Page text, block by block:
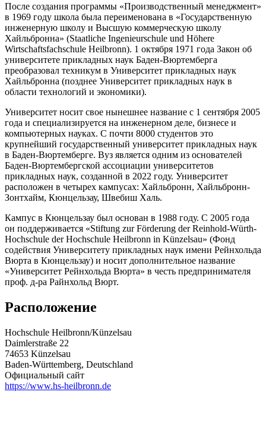
После создания программы «Производственный менеджмент»
в 1969 году школа была переименована в «Государственную
инженерную школу и Высшую коммерческую школу
Хайльбронна» (Staatliche Ingenieurschule und Höhere
Wirtschaftsfachschule Heilbronn). 1 октября 1971 года Закон об
университете прикладных наук Баден-Вюртемберга
преобразовал техникум в Университет прикладных наук
Хайльбронна (позднее Университет прикладных наук в
области технологий и экономики).
Университет носит свое нынешнее название с 1 сентября 2005
года и специализируется на инженерном деле, бизнесе и
компьютерных науках. С почти 8000 студентов это
крупнейший государственный университет прикладных наук
в Баден-Вюртемберге. Вуз является одним из основателей
Баден-Вюртембергской ассоциации университетов
прикладных наук, созданной в 2022 году. Университет
расположен в четырех кампусах: Хайльбронн, Хайльбронн-
Зонтхайм, Кюнцельзау, Швебиш Халь.
Кампус в Кюнцельзау был основан в 1988 году. С 2005 года
он поддерживается «Stiftung zur Förderung der Reinhold-Würth-
Hochschule der Hochschule Heilbronn in Künzelsau» (Фонд
содействия Университету прикладных наук имени Рейнхольда
Вюрта в Кюнцельзау) и носит дополнительное название
«Университет Рейнхольда Вюрта» в честь предпринимателя
проф. д-ра Райнхольд Вюрт.
Расположение
Hochschule Heilbronn/Künzelsau
Daimlerstraße 22
74653 Künzelsau
Baden-Württemberg, Deutschland
Официальный сайт
https://www.hs-heilbronn.de